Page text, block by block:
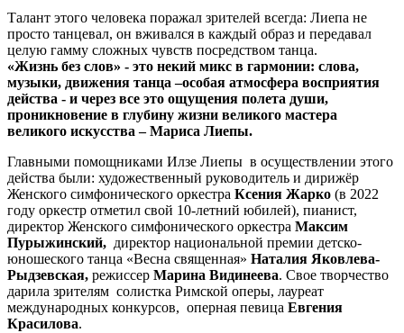
Талант этого человека поражал зрителей всегда: Лиепа не
просто танцевал, он вживался в каждый образ и передавал
целую гамму сложных чувств посредством танца.
«Жизнь без слов» - это некий микс в гармонии: слова,
музыки, движения танца –особая атмосфера восприятия
действа - и через все это ощущения полета души,
проникновение в глубину жизни великого мастера
великого искусства – Мариса Лиепы.
Главными помощниками Илзе Лиепы в осуществлении этого
действа были: художественный руководитель и дирижёр
Женского симфонического оркестра Ксения Жарко (в 2022
году оркестр отметил свой 10-летний юбилей), пианист,
директор Женского симфонического оркестра Максим
Пурыжинский, директор национальной премии детско-
юношеского танца «Весна священная» Наталия Яковлева-
Рыдзевская, режиссер Марина Видинеева. Свое творчество
дарила зрителям солистка Римской оперы, лауреат
международных конкурсов, оперная певица Евгения
Красилова.